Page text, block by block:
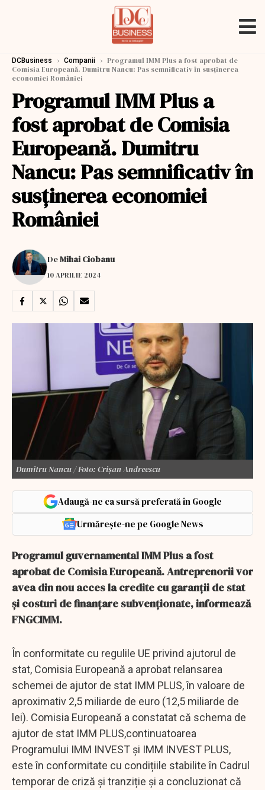
DCBusiness › Companii › Programul IMM Plus a fost aprobat de
Comisia Europeană. Dumitru Nancu: Pas semnificativ în susținerea
economiei României
Programul IMM Plus a
fost aprobat de Comisia
Europeană. Dumitru
Nancu: Pas semnificativ în
susținerea economiei
României
DeMihai Ciobanu
10 APRILIE 2024
Dumitru Nancu / Foto: Crișan Andreescu
Adaugă-ne ca sursă preferată în Google
Urmărește-ne pe Google News
Programul guvernamental IMM Plus a fost
aprobat de Comisia Europeană. Antreprenorii vor
avea din nou acces la credite cu garanții de stat
și costuri de finanțare subvenționate, informează
FNGCIMM.
În conformitate cu regulile UE privind ajutorul de
stat, Comisia Europeană a aprobat relansarea
schemei de ajutor de stat IMM PLUS, în valoare de
aproximativ 2,5 miliarde de euro (12,5 miliarde de
lei). Comisia Europeană a constatat că schema de
ajutor de stat IMM PLUS,continuatoarea
Programului IMM INVEST și IMM INVEST PLUS,
este în conformitate cu condițiile stabilite în Cadrul
temporar de criză și tranziție și a concluzionat că